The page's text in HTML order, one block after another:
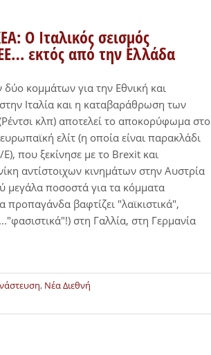
Ο Ιταλικός σεισμός
εκτός από την Ελλάδα
δύο κομμάτων για την Εθνική και
Ιταλία και η καταβαράθρωση των
κλπ) αποτελεί το αποκορύφωμα στο
ελίτ (η οποία είναι παρακλάδι
Ε), που ξεκίνησε με το Brexit και
αντίστοιχων κινημάτων στην Αυστρία
μεγάλα ποσοστά για τα κόμματα
προπαγάνδα βαφτίζει "λαϊκιστικά",
στη Γαλλία, στη Γερμανία
, Νέα Διεθνή